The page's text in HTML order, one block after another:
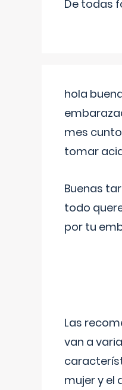
De todas
hola
mes
tomar
Buenas
todo
por tu
Las
van a
mujer y el